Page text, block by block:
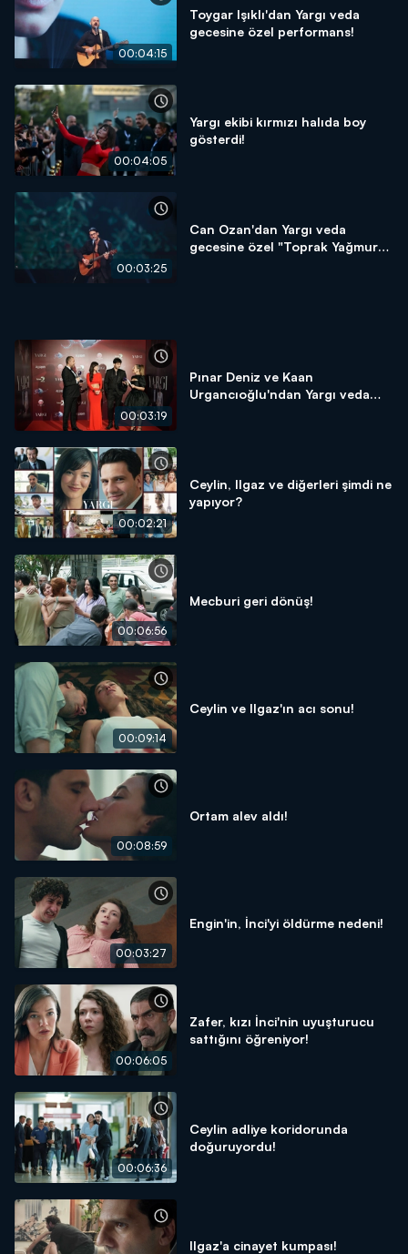
00:04:15
Toygar Işıklı'dan Yargı veda
gecesine özel performans!
00:04:05
Yargı ekibi kırmızı halıda boy
gösterdi!
00:03:25
Can Ozan'dan Yargı veda
gecesine özel "Toprak Yağmura"
00:03:19
Pınar Deniz ve Kaan
Urgancıoğlu'ndan Yargı veda
00:02:21
Ceylin, Ilgaz ve diğerleri şimdi ne
yapıyor?
00:06:56
Mecburi geri dönüş!
00:09:14
Ceylin ve Ilgaz'ın acı sonu!
00:08:59
Ortam alev aldı!
00:03:27
Engin'in, İnci'yi öldürme nedeni!
00:06:05
Zafer, kızı İnci'nin uyuşturucu
sattığını öğreniyor!
00:06:36
Ceylin adliye koridorunda
doğuruyordu!
Ilgaz'a cinayet kumpası!